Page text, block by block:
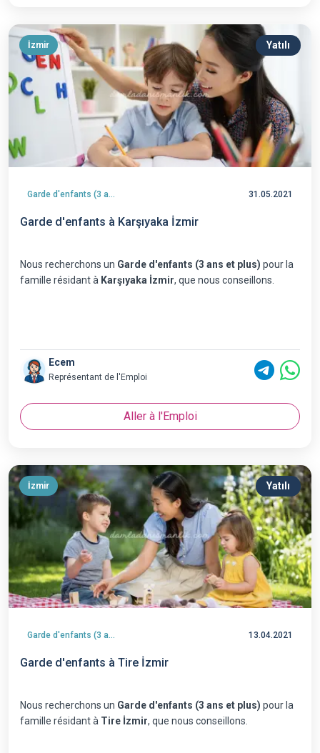
İzmir Yatılı
Garde d'enfants (3 ans et plus) 31.05.2021
Garde d'enfants à Karşıyaka İzmir
Nous recherchons un Garde d'enfants (3 ans et plus) pour la
famille résidant à Karşıyaka İzmir, que nous conseillons.
Ecem
Représentant de l'Emploi
Aller à l'Emploi
İzmir Yatılı
Garde d'enfants (3 ans et plus) 13.04.2021
Garde d'enfants à Tire İzmir
Nous recherchons un Garde d'enfants (3 ans et plus) pour la
famille résidant à Tire İzmir, que nous conseillons.